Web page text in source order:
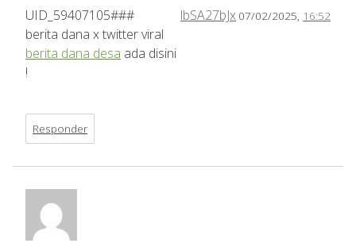
lbSA27bJx 07/02/2025, 16:52
UID_59407105###
berita dana x twitter viral
berita dana desa ada disini
!
Responder